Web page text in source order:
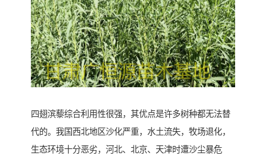
四翅滨藜综合利用性很强，其优点是许多树种都无法替
代的。我国西北地区沙化严重，水土流失，牧场退化，
生态环境十分恶劣，河北、北京、天津时遭沙尘暴危